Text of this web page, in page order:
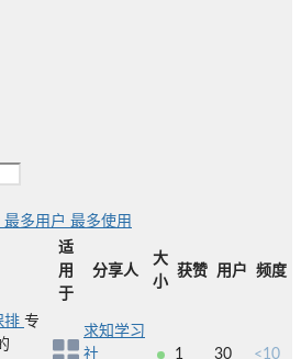
最多用户 最多使用
适
用
于
分享人
大
小
获赞 用户 频度
排 专
求知学习
社
1 30 <10